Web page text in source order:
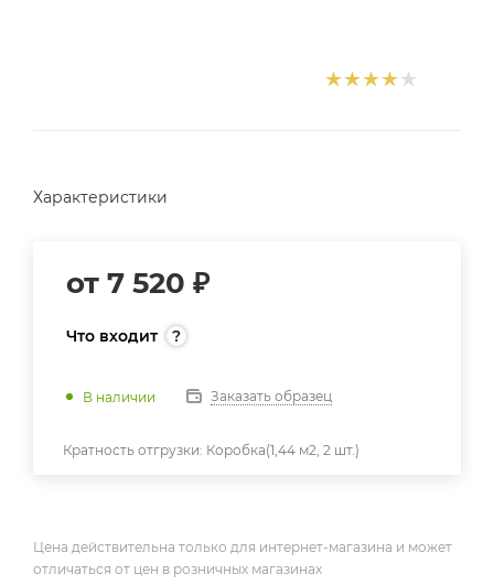
Характеристики
от 7 520 ₽
Что входит
В наличии Заказать образец
Кратность отгрузки: Коробка(1,44 м2, 2 шт.)
Цена действительна только для интернет-магазина и может
отличаться от цен в розничных магазинах